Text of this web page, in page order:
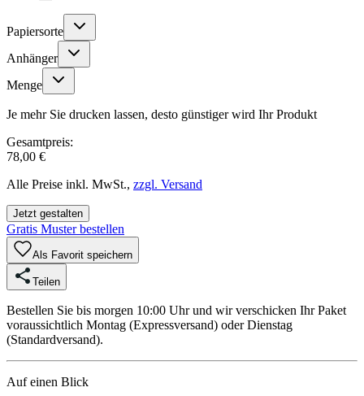
Papiersorte
Anhänger
Menge
Je mehr Sie drucken lassen, desto günstiger wird Ihr Produkt
Gesamtpreis:
78,00 €
Alle Preise inkl. MwSt., zzgl. Versand
Jetzt gestalten
Gratis Muster bestellen
Als Favorit speichern
Teilen
Bestellen Sie bis morgen 10:00 Uhr und wir verschicken Ihr Paket
voraussichtlich Montag (Expressversand) oder Dienstag
(Standardversand).
Auf einen Blick